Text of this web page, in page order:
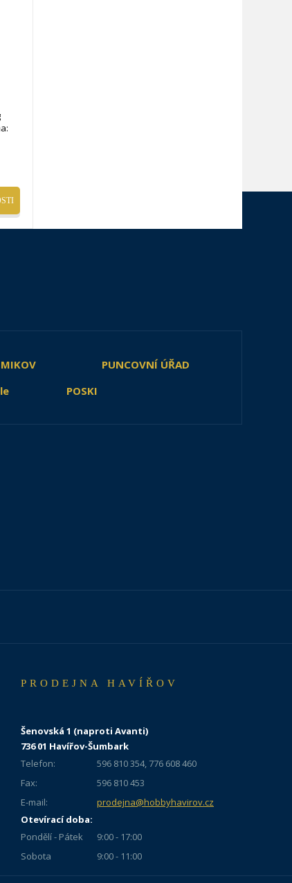
MIKOV
PUNCOVNÍ ÚŘAD
POSKI
PRODEJNA HAVÍŘOV
Šenovská 1 (naproti Avanti)
736 01 Havířov-Šumbark
Telefon:
596 810 354, 776 608 460
Fax:
596 810 453
E-mail:
prodejna@hobbyhavirov.cz
Otevírací doba:
Pondělí - Pátek
9:00 - 17:00
Sobota
9:00 - 11:00